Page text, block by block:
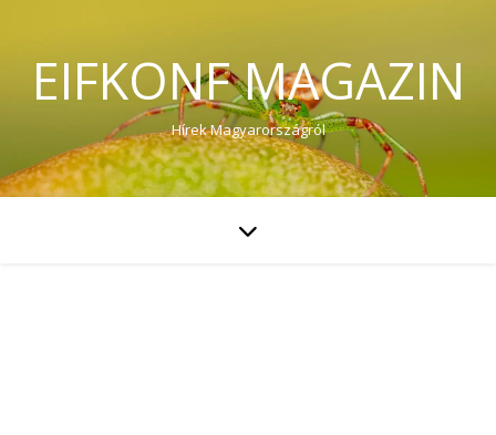
EIFKONF MAGAZIN
Hírek Magyarországról